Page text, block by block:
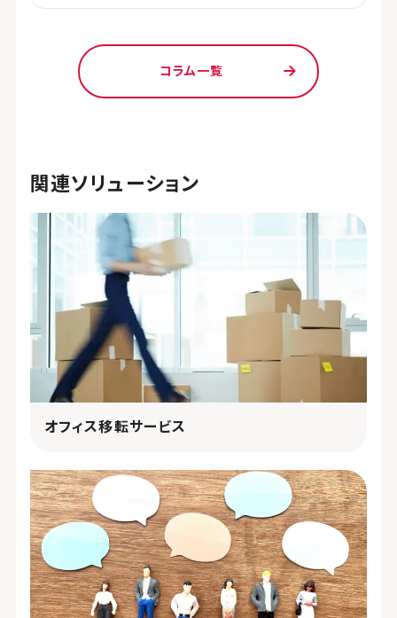
コラム一覧
関連ソリューション
オフィス移転サービス